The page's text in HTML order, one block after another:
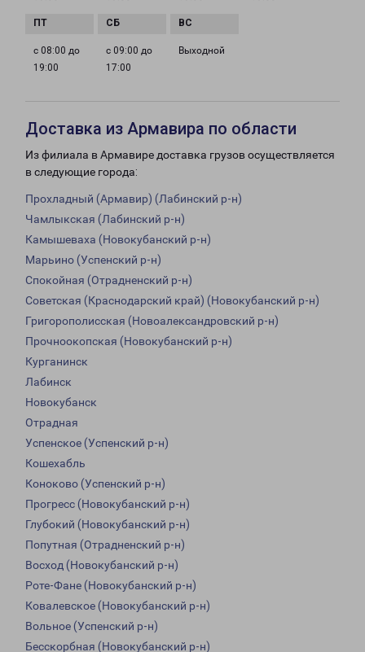
с 08:00 до
19:00
с 09:00 до
17:00
Выходной
Доставка из Армавира по области
Из филиала в Армавире доставка грузов осуществляется
в следующие города:
Прохладный (Армавир) (Лабинский р-н)
Чамлыкская (Лабинский р-н)
Камышеваха (Новокубанский р-н)
Марьино (Успенский р-н)
Спокойная (Отрадненский р-н)
Советская (Краснодарский край) (Новокубанский р-н)
Григорополисская (Новоалександровский р-н)
Прочноокопская (Новокубанский р-н)
Курганинск
Лабинск
Новокубанск
Отрадная
Успенское (Успенский р-н)
Кошехабль
Коноково (Успенский р-н)
Прогресс (Новокубанский р-н)
Глубокий (Новокубанский р-н)
Попутная (Отрадненский р-н)
Восход (Новокубанский р-н)
Роте-Фане (Новокубанский р-н)
Ковалевское (Новокубанский р-н)
Вольное (Успенский р-н)
Бесскорбная (Новокубанский р-н)